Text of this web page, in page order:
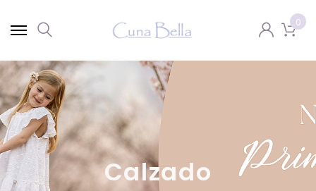
0
Calzado